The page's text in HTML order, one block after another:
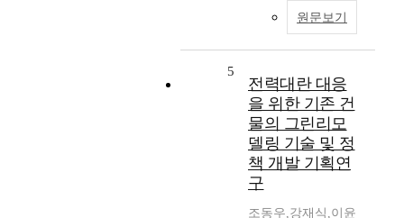
원문보기
5
전력대란 대응
을 위한 기존 건
물의 그린리모
델링 기술 및 정
책 개발 기획연
구
조동우,강재식 ,이윤